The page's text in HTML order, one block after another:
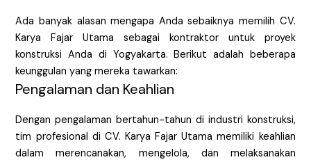
Ada banyak alasan mengapa Anda sebaiknya memilih CV.
Karya Fajar Utama sebagai kontraktor untuk proyek
konstruksi Anda di Yogyakarta. Berikut adalah beberapa
keunggulan yang mereka tawarkan:
Pengalaman dan Keahlian
Dengan pengalaman bertahun-tahun di industri konstruksi,
tim profesional di CV. Karya Fajar Utama memiliki keahlian
dalam merencanakan, mengelola, dan melaksanakan